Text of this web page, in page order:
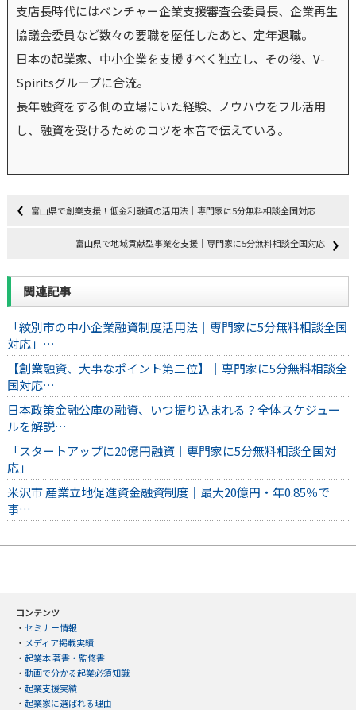
支店長時代にはベンチャー企業支援審査会委員長、企業再生
協議会委員など数々の要職を歴任したあと、定年退職。
日本の起業家、中小企業を支援すべく独立し、その後、V-
Spiritsグループに合流。
長年融資をする側の立場にいた経験、ノウハウをフル活用
し、融資を受けるためのコツを本音で伝えている。
富山県で創業支援！低金利融資の活用法｜専門家に5分無料相談全国対応
富山県で地域貢献型事業を支援｜専門家に5分無料相談全国対応
関連記事
「紋別市の中小企業融資制度活用法｜専門家に5分無料相談全国
対応」…
【創業融資、大事なポイント第二位】｜専門家に5分無料相談全
国対応…
日本政策金融公庫の融資、いつ振り込まれる？全体スケジュー
ルを解説…
「スタートアップに20億円融資｜専門家に5分無料相談全国対
応」
米沢市 産業立地促進資金融資制度｜最大20億円・年0.85％で
事…
コンテンツ
・ セミナー情報
・ メディア掲載実績
・ 起業本 著書・監修書
・ 動画で分かる起業必須知識
・ 起業支援実績
・ 起業家に選ばれる理由